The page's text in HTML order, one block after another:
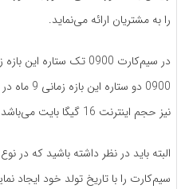
را به مشتریان ارائه می‌نماید.
در سیم‌کارت 0900 تک
0900 دو
نیز حجم اینترنت 16 گیگا بایت می‌باشد.
سیم‌کارت‌ را با تاریخ تولد خود ایجاد